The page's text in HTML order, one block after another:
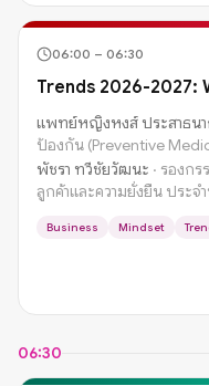
06:00 – 06:30
Trends 2026-2027:
แพทย์หญิงหงส์ ประสาธน
ป้องกัน (Preventive
พัชรา ทวีชัยวัฒนะ · รองกร
ลูกค้าและความยั่งยืน ประจํ
Business Mindset
06:30